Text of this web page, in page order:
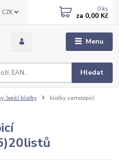
Menu
CZK
Hledat
0 ks
za 0,00 Kč
lepící bločky
bločky samolepicí